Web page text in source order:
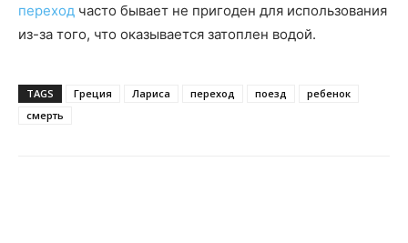
переход часто бывает не пригоден для использования
из-за того, что оказывается затоплен водой.
TAGS Греция Лариса переход поезд
ребенок
смерть